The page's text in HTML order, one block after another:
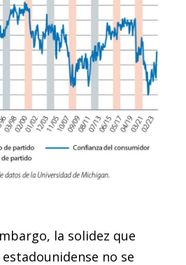
la solidez que
no se